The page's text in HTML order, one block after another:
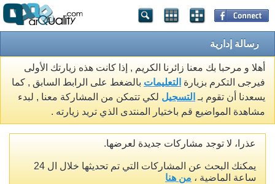
رسالة إدارية
أهلا و مرحبا بك معنا زائرنا الكريم , إذا كانت هذه زيارتك الأولى
فيرجى التكرم بزيارة التعليمات بالضغط على الرابط السابق , كما
يسعدنا أن تقوم بـ التسجيل لكي تتمكن من المشاركة معنا , لبدء
مشاهدة المواضيع قم باختيار المنتدى الذي تريد زيارته .
عذرا، لا توجد مشاركات جديدة لعرضها.
يمكنك البحث عن المشاركات التي تم تحديثها خلال ال 24
ساعة الماضية ، من هنا